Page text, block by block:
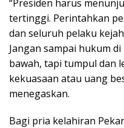
“Presiden harus
tertinggi. Perintahkan
dan seluruh pelaku
Jangan sampai hukum
bawah, tapi tumpul dan
kekuasaan atau uang
menegaskan.
Bagi pria kelahiran